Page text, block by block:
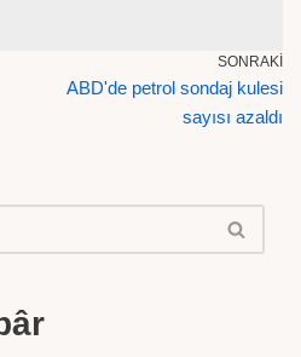
SONRAKI
ABD'de petrol sondaj kulesi
sayısı azaldı